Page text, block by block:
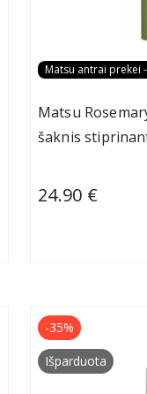
Matsu antrai prekei
Matsu
šaknis
24.90 €
-35%
Išparduota